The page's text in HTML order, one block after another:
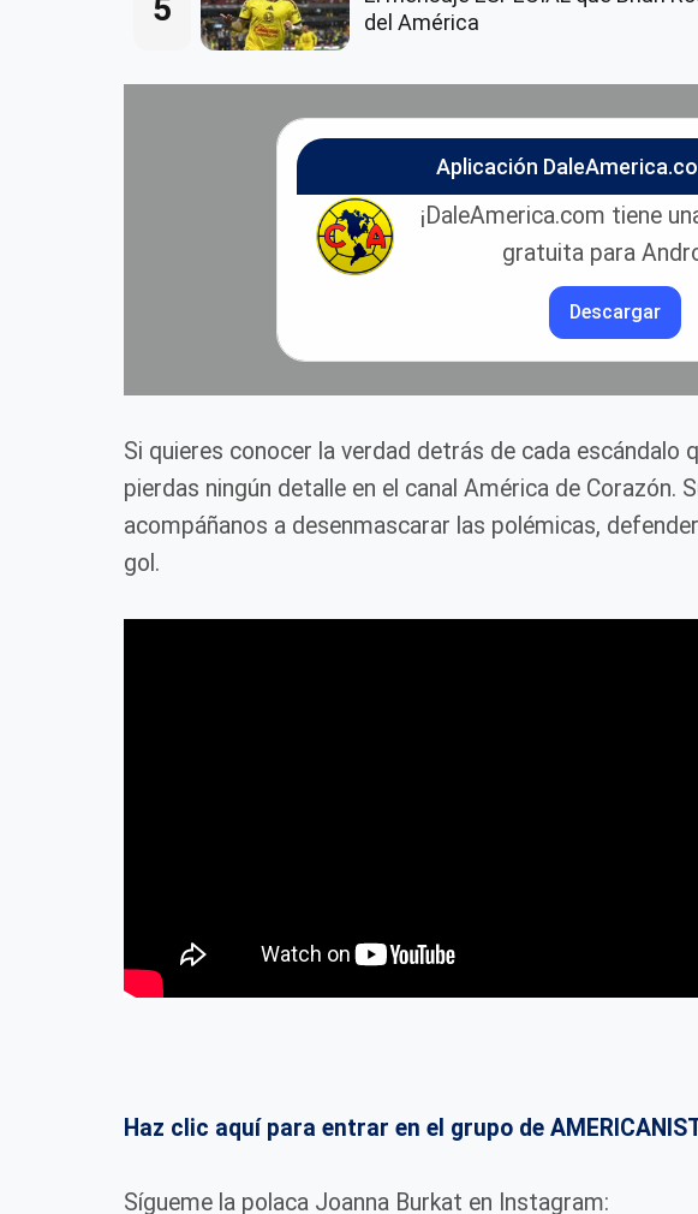
5
del América
Aplicación
¡DaleAmerica.com tiene
gratuita para
Descargar
Si quieres conocer la verdad detrás de cada escándalo
pierdas ningún detalle en el canal América de Corazón.
acompáñanos a desenmascarar las polémicas,
gol.
Haz clic aquí para entrar en el grupo de
Sígueme la polaca Joanna Burkat en Instagram: